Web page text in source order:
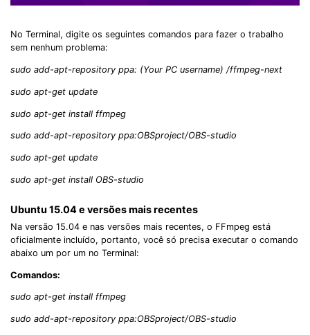
No Terminal, digite os seguintes comandos para fazer o trabalho
sem nenhum problema:
sudo add-apt-repository ppa: (Your PC username) /ffmpeg-next
sudo apt-get update
sudo apt-get install ffmpeg
sudo add-apt-repository ppa:OBSproject/OBS-studio
sudo apt-get update
sudo apt-get install OBS-studio
Ubuntu 15.04 e versões mais recentes
Na versão 15.04 e nas versões mais recentes, o FFmpeg está
oficialmente incluído, portanto, você só precisa executar o comando
abaixo um por um no Terminal:
Comandos:
sudo apt-get install ffmpeg
sudo add-apt-repository ppa:OBSproject/OBS-studio